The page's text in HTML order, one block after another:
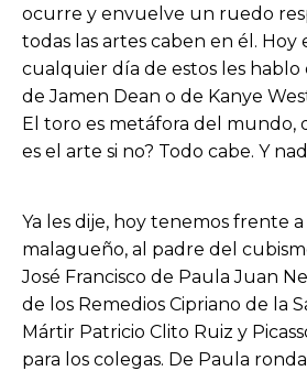
ocurre y envuelve un ruedo
todas las artes caben en él. Hoy
cualquier día de estos les hablo
de Jamen Dean o de Kanye
El toro es metáfora del mundo,
es el arte si no? Todo cabe. Y
Ya les dije, hoy tenemos frente
malagueño, al padre del
José Francisco de Paula Juan
de los Remedios Cipriano de la
Mártir Patricio Clito Ruiz y
para los colegas. De Paula